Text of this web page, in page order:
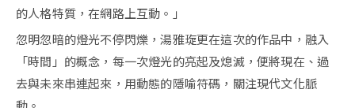
的人格特質，在網路上互動。」
忽明忽暗的燈光不停閃爍，湯雅琁更在這次的作品中，融入
「時間」的概念，每一次燈光的亮起及熄滅，便將現在、過
去與未來串連起來，用動態的隱喻符碼，關注現代文化脈